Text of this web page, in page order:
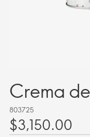
Crema
803725
$3,150.00